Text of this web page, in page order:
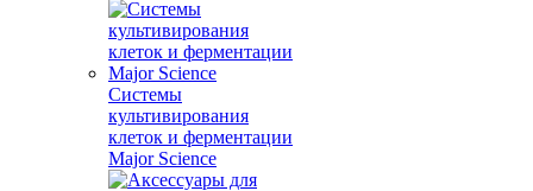
Системы
культивирования
клеток и ферментации
Major Science